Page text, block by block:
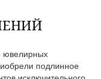
ювелирных
подлинное